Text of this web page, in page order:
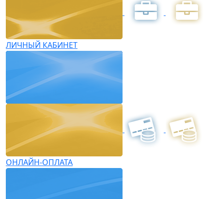
ЛИЧНЫЙ КАБИНЕТ
ОНЛАЙН-ОПЛАТА